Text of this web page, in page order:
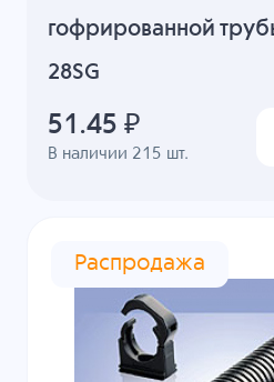
гофрированной
28SG
В наличии 215 шт.
51.45 ₽
Распродажа